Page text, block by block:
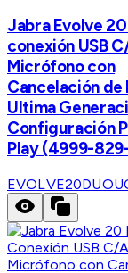
Jabra Evolve
conexión USB
Micrófono con
Cancelación de
Ultima
Configuración
Play (4999-